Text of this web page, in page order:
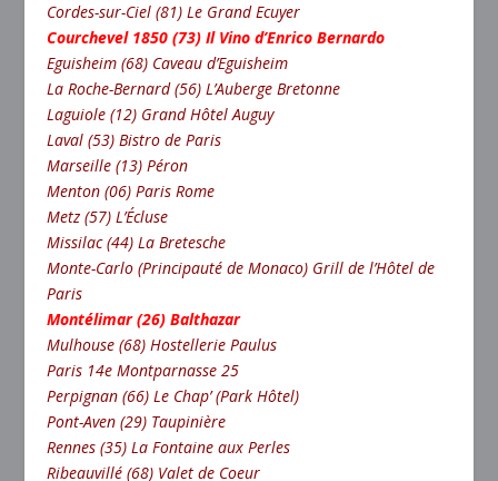
Cordes-sur-Ciel (81) Le Grand Ecuyer
Courchevel 1850 (73) Il Vino d’Enrico Bernardo
Eguisheim (68) Caveau d’Eguisheim
La Roche-Bernard (56) L’Auberge Bretonne
Laguiole (12) Grand Hôtel Auguy
Laval (53) Bistro de Paris
Marseille (13) Péron
Menton (06) Paris Rome
Metz (57) L’Écluse
Missilac (44) La Bretesche
Monte-Carlo (Principauté de Monaco) Grill de l’Hôtel de
Paris
Montélimar (26) Balthazar
Mulhouse (68) Hostellerie Paulus
Paris 14e Montparnasse 25
Perpignan (66) Le Chap’ (Park Hôtel)
Pont-Aven (29) Taupinière
Rennes (35) La Fontaine aux Perles
Ribeauvillé (68) Valet de Coeur